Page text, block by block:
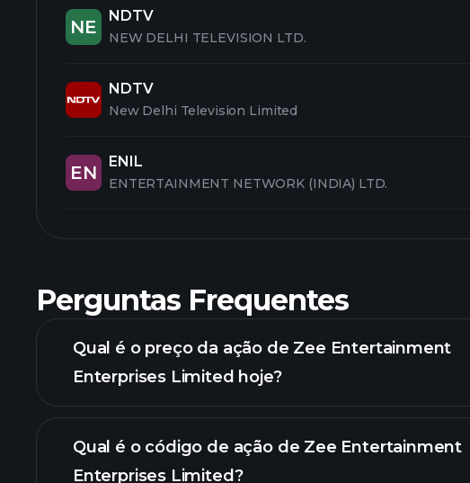
NE
NDTV
NEW DELHI TELEVISION LTD.
NDTV
New Delhi Television Limited
EN
ENIL
ENTERTAINMENT NETWORK (INDIA) LTD.
Perguntas Frequentes
Qual é o preço da ação de Zee Entertainment
Enterprises Limited hoje?
Qual é o código de ação de Zee Entertainment
Enterprises Limited?